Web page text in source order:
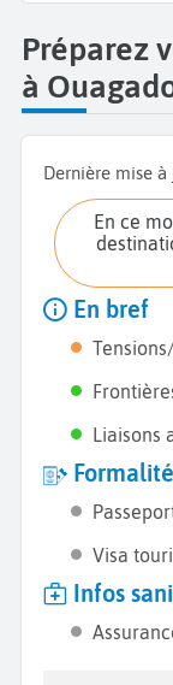
Préparez
à
Dernière mise à
En ce moment, Ouagadougou est une
En bref
Liaisons
Visa
Infos